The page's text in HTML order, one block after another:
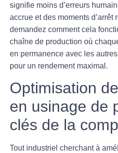
signifie moins d’erreurs
accrue et des moments d’arrêt
demandez comment cela
chaîne de production où
en permanence avec les
pour un rendement maximal.
Optimisation
en usinage de
clés de la
Tout industriel cherchant à